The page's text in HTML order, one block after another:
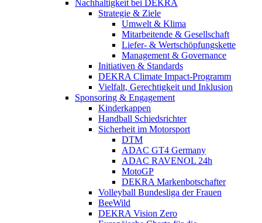
Nachhaltigkeit bei DEKRA
Strategie & Ziele
Umwelt & Klima
Mitarbeitende & Gesellschaft
Liefer- & Wertschöpfungskette
Management & Governance
Initiativen & Standards
DEKRA Climate Impact-Programm
Vielfalt, Gerechtigkeit und Inklusion​
Sponsoring & Engagement
Kinderkappen
Handball Schiedsrichter
Sicherheit im Motorsport
DTM
ADAC GT4 Germany
ADAC RAVENOL 24h
MotoGP
DEKRA Markenbotschafter
Volleyball Bundesliga der Frauen
BeeWild
DEKRA Vision Zero